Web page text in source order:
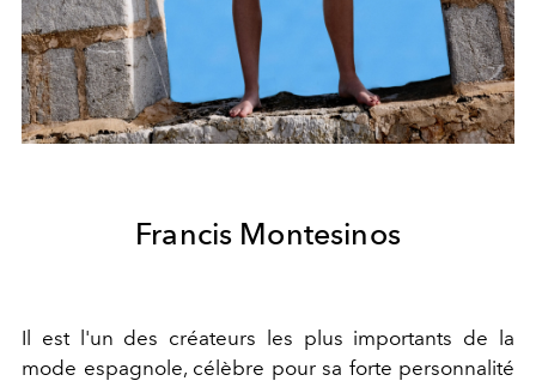
Francis Montesinos
Il est l'un des créateurs les plus importants de la
mode espagnole, célèbre pour sa forte personnalité